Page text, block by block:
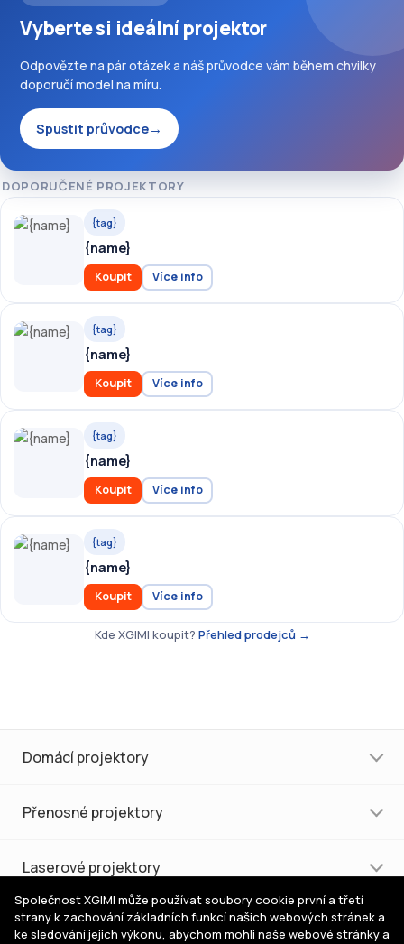
Vyberte si ideální projektor
Odpovězte na pár otázek a náš průvodce vám během chvilky
doporučí model na míru.
Spustit průvodce→
DOPORUČENÉ PROJEKTORY
{tag}
{name}
Koupit Více info
{tag}
{name}
Koupit Více info
{tag}
{name}
Koupit Více info
{tag}
{name}
Koupit Více info
Kde XGIMI koupit? Přehled prodejců →
Domácí projektory
Přenosné projektory
Laserové projektory
Nákup a podpora
Společnost XGIMI může používat soubory cookie první a třetí
strany k zachování základních funkcí našich webových stránek a
ke sledování jejich výkonu, abychom mohli naše webové stránky a